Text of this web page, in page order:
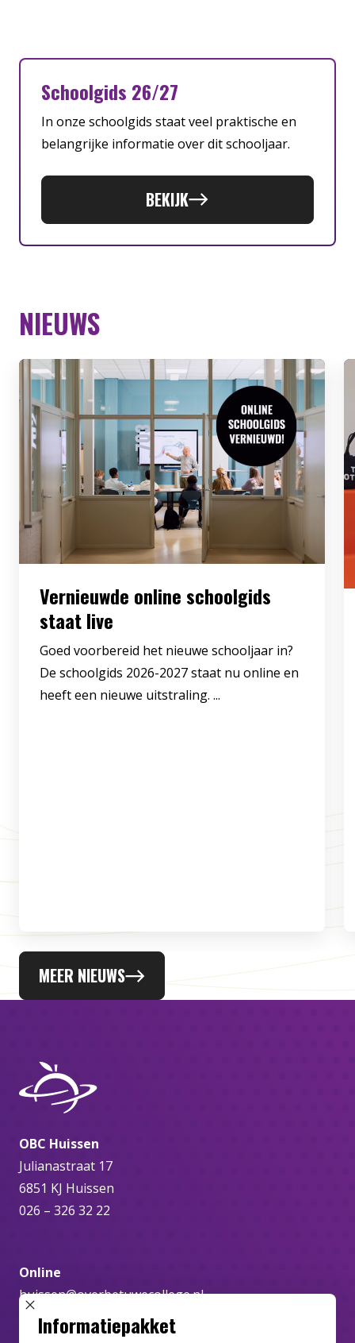
Schoolgids 26/27
In onze schoolgids staat veel praktische en
belangrijke informatie over dit schooljaar.
BEKIJK
NIEUWS
Vernieuwde online schoolgids
staat live
Goed voorbereid het nieuwe schooljaar in?
De schoolgids 2026-2027 staat nu online en
heeft een nieuwe uitstraling. ...
MEER NIEUWS
OBC Huissen
Julianastraat 17
6851 KJ Huissen
026 – 326 32 22
Online
huissen@overbetuwecollege.nl
SLUIT POPUP
Informatiepakket